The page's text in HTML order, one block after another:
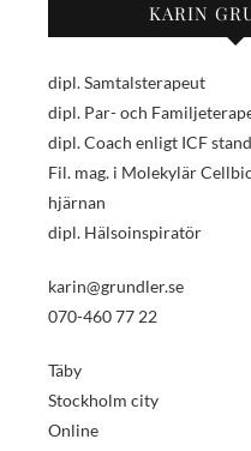
KARIN
dipl. Samtalsterapeut
dipl. Par- och
dipl. Coach enligt ICF
Fil. mag. i Molekylär
hjärnan
dipl. Hälsoinspiratör
karin@grundler.se
070-460 77 22
Täby
Stockholm city
Online